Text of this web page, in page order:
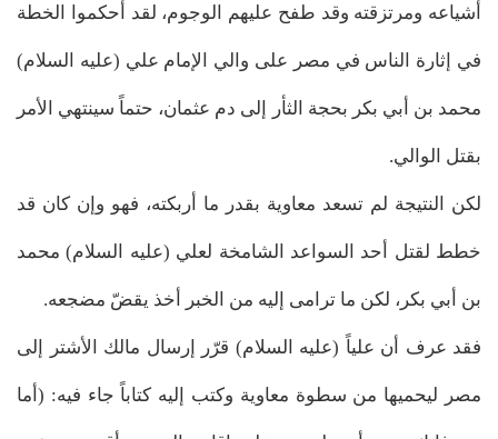
أشياعه ومرتزقته وقد طفح عليهم الوجوم، لقد أحكموا الخطة
في إثارة الناس في مصر على والي الإمام علي (عليه السلام)
محمد بن أبي بكر بحجة الثأر إلى دم عثمان، حتماً سينتهي الأمر
بقتل الوالي.
لكن النتيجة لم تسعد معاوية بقدر ما أربكته، فهو وإن كان قد
خطط لقتل أحد السواعد الشامخة لعلي (عليه السلام) محمد
بن أبي بكر، لكن ما ترامى إليه من الخبر أخذ يقضّ مضجعه.
فقد عرف أن علياً (عليه السلام) قرّر إرسال مالك الأشتر إلى
مصر ليحميها من سطوة معاوية وكتب إليه كتاباً جاء فيه: (أما